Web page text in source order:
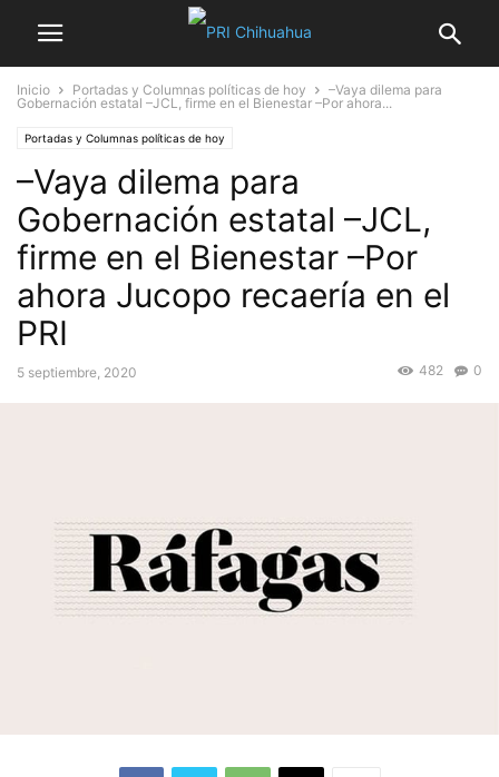
Inicio Portadas y Columnas políticas de hoy
–Vaya dilema para
Gobernación estatal –JCL, firme en el Bienestar –Por ahora...
Portadas y Columnas políticas de hoy
–Vaya dilema para
Gobernación estatal –JCL,
firme en el Bienestar –Por
ahora Jucopo recaería en el
PRI
5 septiembre, 2020 0
482